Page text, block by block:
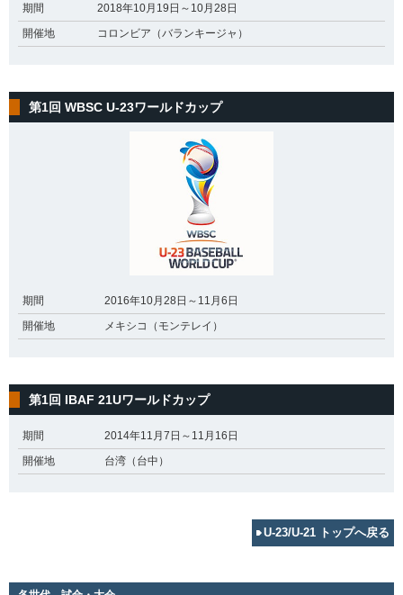
期間
2018年10月19日～10月28日
開催地
コロンビア（バランキージャ）
第1回 WBSC U-23ワールドカップ
期間
2016年10月28日～11月6日
開催地
メキシコ（モンテレイ）
第1回 IBAF 21Uワールドカップ
期間
2014年11月7日～11月16日
開催地
台湾（台中）
U-23/U-21 トップへ戻る